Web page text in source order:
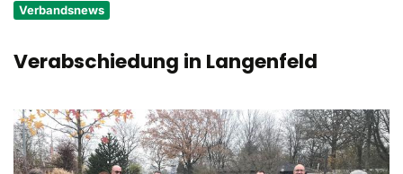
Verbandsnews
Verabschiedung in Langenfeld
Aus- und Fortbildungen
Kontakt
DJK Sportjugend